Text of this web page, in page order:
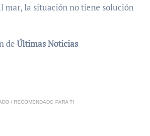
mar, la situación no tiene solución
de Últimas Noticias
/ RECOMENDADO PARA TI